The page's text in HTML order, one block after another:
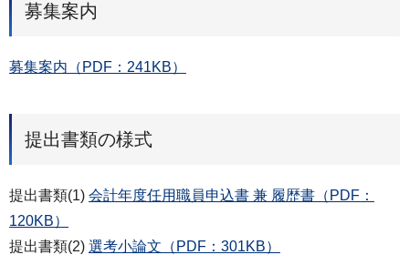
募集案内
募集案内（PDF：241KB）
提出書類の様式
提出書類(1) 会計年度任用職員申込書 兼 履歴書（PDF：
120KB）
提出書類(2) 選考小論文（PDF：301KB）